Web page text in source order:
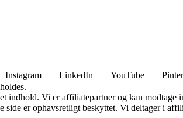
Instagram LinkedIn YouTube
indhold. Vi er affiliatepartner og kan modtage
side er ophavsretligt beskyttet. Vi deltager i